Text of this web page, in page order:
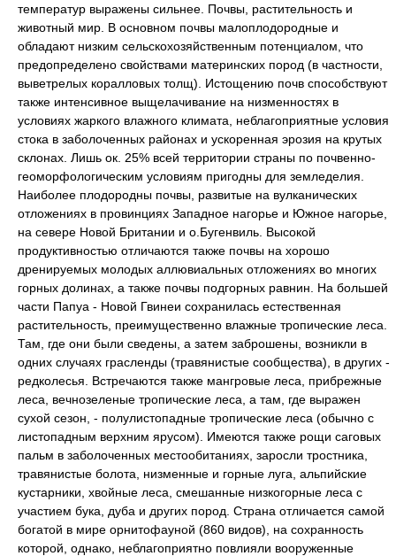
температур выражены сильнее. Почвы, растительность и
животный мир. В основном почвы малоплодородные и
обладают низким сельскохозяйственным потенциалом, что
предопределено свойствами материнских пород (в частности,
выветрелых коралловых толщ). Истощению почв способствуют
также интенсивное выщелачивание на низменностях в
условиях жаркого влажного климата, неблагоприятные условия
стока в заболоченных районах и ускоренная эрозия на крутых
склонах. Лишь ок. 25% всей территории страны по почвенно-
геоморфологическим условиям пригодны для земледелия.
Наиболее плодородны почвы, развитые на вулканических
отложениях в провинциях Западное нагорье и Южное нагорье,
на севере Новой Британии и о.Бугенвиль. Высокой
продуктивностью отличаются также почвы на хорошо
дренируемых молодых аллювиальных отложениях во многих
горных долинах, а также почвы подгорных равнин. На большей
части Папуа - Новой Гвинеи сохранилась естественная
растительность, преимущественно влажные тропические леса.
Там, где они были сведены, а затем заброшены, возникли в
одних случаях грасленды (травянистые сообщества), в других -
редколесья. Встречаются также мангровые леса, прибрежные
леса, вечнозеленые тропические леса, а там, где выражен
сухой сезон, - полулистопадные тропические леса (обычно с
листопадным верхним ярусом). Имеются также рощи саговых
пальм в заболоченных местообитаниях, заросли тростника,
травянистые болота, низменные и горные луга, альпийские
кустарники, хвойные леса, смешанные низкогорные леса с
участием бука, дуба и других пород. Страна отличается самой
богатой в мире орнитофауной (860 видов), на сохранность
которой, однако, неблагоприятно повлияли вооруженные